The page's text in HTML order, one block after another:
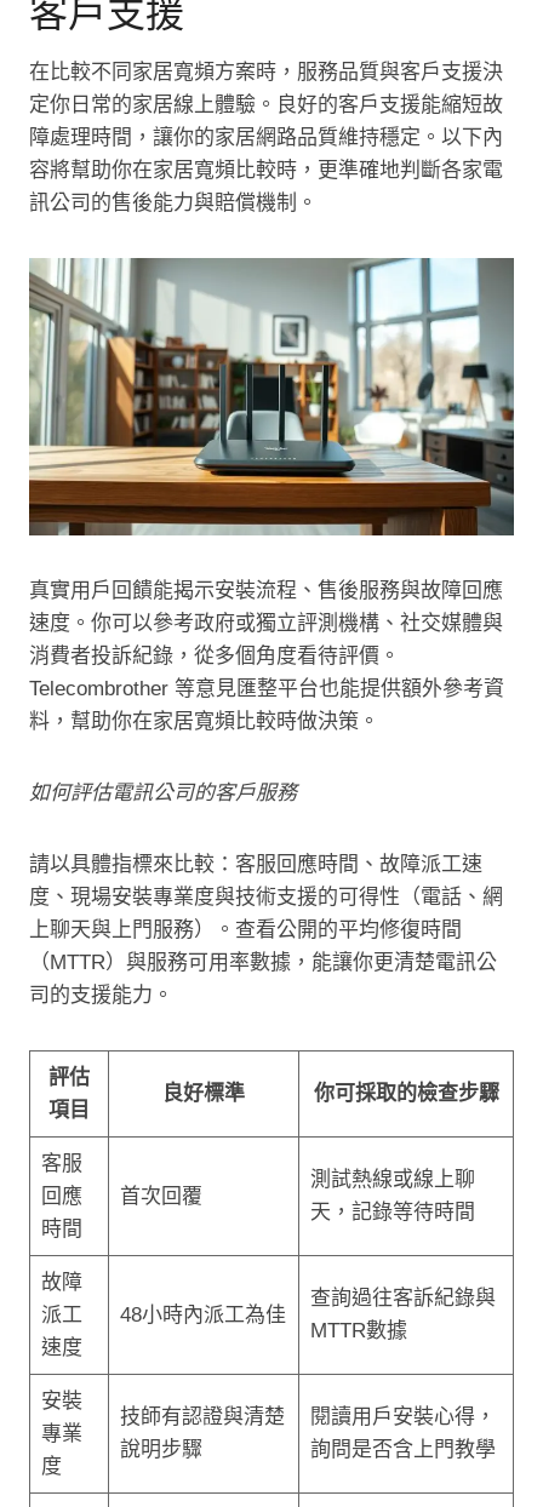
客戶支援
在比較不同家居寬頻方案時，服務品質與客戶支援決
定你日常的家居線上體驗。良好的客戶支援能縮短故
障處理時間，讓你的家居網路品質維持穩定。以下內
容將幫助你在家居寬頻比較時，更準確地判斷各家電
訊公司的售後能力與賠償機制。
真實用戶回饋能揭示安裝流程、售後服務與故障回應
速度。你可以參考政府或獨立評測機構、社交媒體與
消費者投訴紀錄，從多個角度看待評價。
Telecombrother 等意見匯整平台也能提供額外參考資
料，幫助你在家居寬頻比較時做決策。
如何評估電訊公司的客戶服務
請以具體指標來比較：客服回應時間、故障派工速
度、現場安裝專業度與技術支援的可得性（電話、網
上聊天與上門服務）。查看公開的平均修復時間
（MTTR）與服務可用率數據，能讓你更清楚電訊公
司的支援能力。
評估
項目
良好標準 你可採取的檢查步驟
客服
回應
時間
首次回覆
測試熱線或線上聊
天，記錄等待時間
故障
派工
速度
48小時內派工為佳
查詢過往客訴紀錄與
MTTR數據
安裝
專業
度
技師有認證與清楚
說明步驟
閱讀用戶安裝心得，
詢問是否含上門教學